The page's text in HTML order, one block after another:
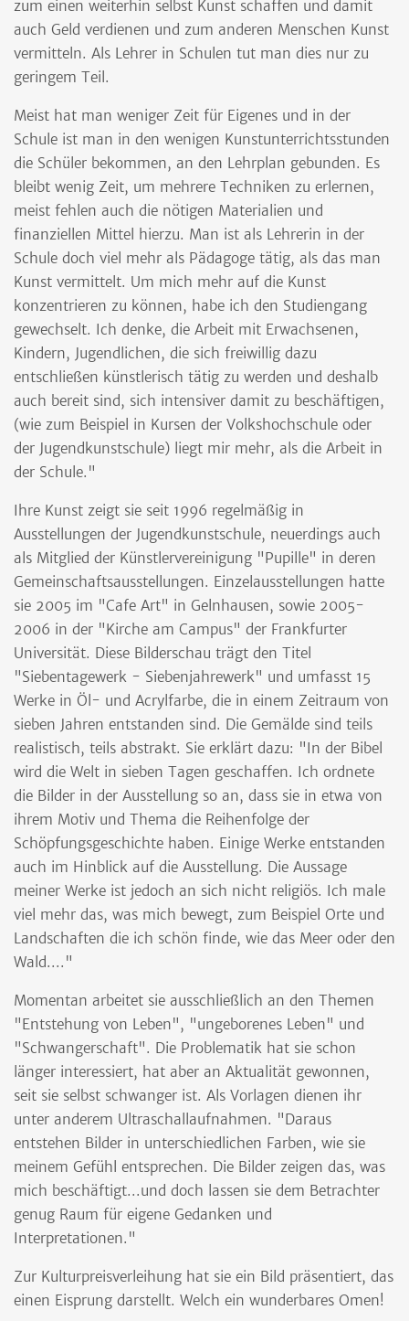
zum einen weiterhin selbst Kunst schaffen und damit
auch Geld verdienen und zum anderen Menschen Kunst
vermitteln. Als Lehrer in Schulen tut man dies nur zu
geringem Teil.
Meist hat man weniger Zeit für Eigenes und in der
Schule ist man in den wenigen Kunstunterrichtsstunden
die Schüler bekommen, an den Lehrplan gebunden. Es
bleibt wenig Zeit, um mehrere Techniken zu erlernen,
meist fehlen auch die nötigen Materialien und
finanziellen Mittel hierzu. Man ist als Lehrerin in der
Schule doch viel mehr als Pädagoge tätig, als das man
Kunst vermittelt. Um mich mehr auf die Kunst
konzentrieren zu können, habe ich den Studiengang
gewechselt. Ich denke, die Arbeit mit Erwachsenen,
Kindern, Jugendlichen, die sich freiwillig dazu
entschließen künstlerisch tätig zu werden und deshalb
auch bereit sind, sich intensiver damit zu beschäftigen,
(wie zum Beispiel in Kursen der Volkshochschule oder
der Jugendkunstschule) liegt mir mehr, als die Arbeit in
der Schule."
Ihre Kunst zeigt sie seit 1996 regelmäßig in
Ausstellungen der Jugendkunstschule, neuerdings auch
als Mitglied der Künstlervereinigung "Pupille" in deren
Gemeinschaftsausstellungen. Einzelausstellungen hatte
sie 2005 im "Cafe Art" in Gelnhausen, sowie 2005-
2006 in der "Kirche am Campus" der Frankfurter
Universität. Diese Bilderschau trägt den Titel
"Siebentagewerk - Siebenjahrewerk" und umfasst 15
Werke in Öl- und Acrylfarbe, die in einem Zeitraum von
sieben Jahren entstanden sind. Die Gemälde sind teils
realistisch, teils abstrakt. Sie erklärt dazu: "In der Bibel
wird die Welt in sieben Tagen geschaffen. Ich ordnete
die Bilder in der Ausstellung so an, dass sie in etwa von
ihrem Motiv und Thema die Reihenfolge der
Schöpfungsgeschichte haben. Einige Werke entstanden
auch im Hinblick auf die Ausstellung. Die Aussage
meiner Werke ist jedoch an sich nicht religiös. Ich male
viel mehr das, was mich bewegt, zum Beispiel Orte und
Landschaften die ich schön finde, wie das Meer oder den
Wald...."
Momentan arbeitet sie ausschließlich an den Themen
"Entstehung von Leben", "ungeborenes Leben" und
"Schwangerschaft". Die Problematik hat sie schon
länger interessiert, hat aber an Aktualität gewonnen,
seit sie selbst schwanger ist. Als Vorlagen dienen ihr
unter anderem Ultraschallaufnahmen. "Daraus
entstehen Bilder in unterschiedlichen Farben, wie sie
meinem Gefühl entsprechen. Die Bilder zeigen das, was
mich beschäftigt...und doch lassen sie dem Betrachter
genug Raum für eigene Gedanken und
Interpretationen."
Zur Kulturpreisverleihung hat sie ein Bild präsentiert, das
einen Eisprung darstellt. Welch ein wunderbares Omen!